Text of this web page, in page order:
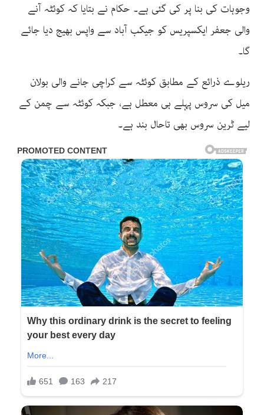
وجوہات کی بنا پر کی گئی ہے۔ حکام نے بتایا کہ کوئٹہ آنے
والی جعفر ایکسپریس کو جیکب آباد سے واپس بھیج دیا جائے
گا۔
ریلوے ذرائع کے مطابق کوئٹہ سے کراچی جانے والی بولان
میل کی سروس پہلے ہی معطل ہے، جبکہ کوئٹہ سے چمن کے
لیے ٹرین سروس بھی تاحال بند ہے۔